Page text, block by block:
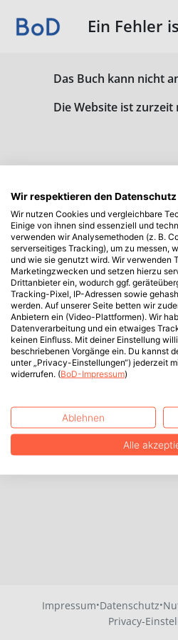
Ein Fehler
Das Buch kann nicht
Die Website ist
Impressum·Datenschutz·
Privacy-
Wir respektieren den Datenschutz
Wir nutzen Cookies und vergleichbare
Einige von ihnen sind essenziell und
verwenden wir Analysemethoden (z. B.
serverseitiges Tracking), um zu messen,
und wie sie genutzt wird. Wir verwenden
Marketingzwecken und setzen hierzu
Drittanbieter ein, wodurch ggf.
Tracking-Pixel, IP-Adressen sowie
werden. Auf unserer Seite betten wir
Anbietern ein (Video-Plattformen). Wir
Datenverarbeitung und ein etwaiges
keinen Einfluss. Mit deiner Einstellung
beschriebenen Vorgänge ein. Du kannst
unter „Privacy-Einstellungen“) jederzeit
widerrufen. (BoD-Impressum)
Ablehnen
Alle